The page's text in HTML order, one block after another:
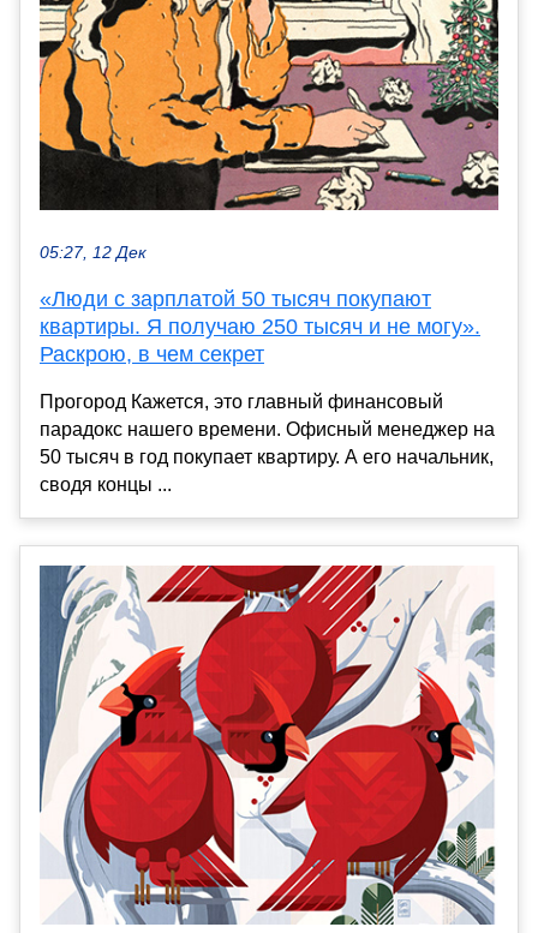
05:27, 12 Дек
«Люди с зарплатой 50 тысяч покупают
квартиры. Я получаю 250 тысяч и не могу».
Раскрою, в чем секрет
Прогород Кажется, это главный финансовый
парадокс нашего времени. Офисный менеджер на
50 тысяч в год покупает квартиру. А его начальник,
сводя концы ...